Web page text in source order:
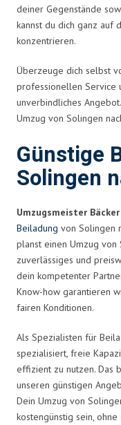
deiner Gegenstände
kannst du dich ganz auf
konzentrieren.
Überzeuge dich selbst
professionellen Service
unverbindliches
Umzug von Solingen
Günstige
Solingen
Umzugsmeister
Beiladung von Solingen
planst einen Umzug von
zuverlässiges und
dein kompetenter
Know-how garantieren
fairen Konditionen.
Als Spezialisten für
spezialisiert, freie
effizient zu nutzen. Das
unseren günstigen
Dein Umzug von
kostengünstig sein,